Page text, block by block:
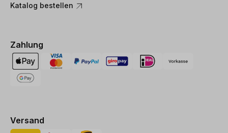
Katalog bestellen
Zahlung
Versand